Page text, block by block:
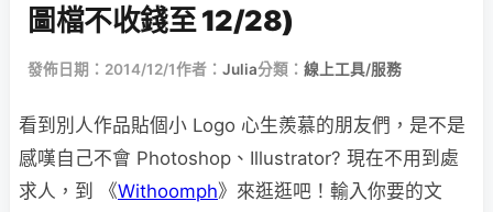
圖檔不收錢至 12/28)
發佈日期：2014/12/1作者： Julia分類： 線上工具/服務
看到別人作品貼個小 Logo 心生羨慕的朋友們，是不是
感嘆自己不會 Photoshop、Illustrator? 現在不用到處
求人，到 《Withoomph》來逛逛吧！輸入你要的文